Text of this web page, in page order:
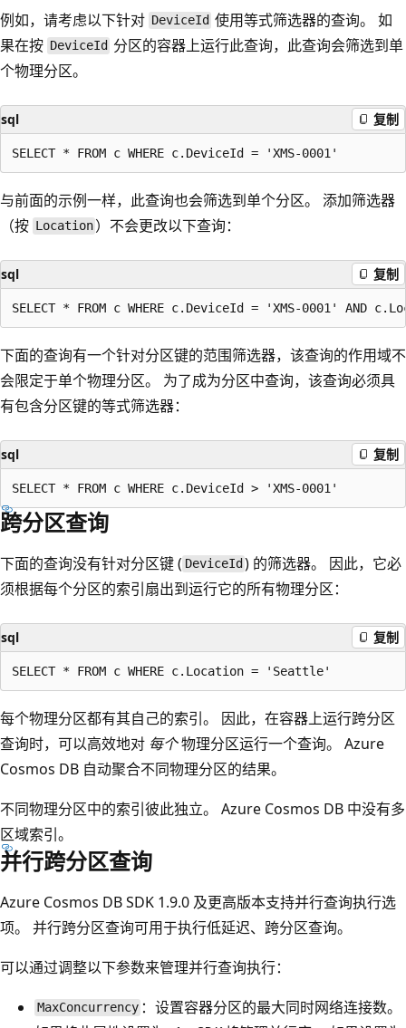
例如，请考虑以下针对 DeviceId 使用等式筛选器的查询。 如
果在按 DeviceId 分区的容器上运行此查询，此查询会筛选到单
个物理分区。
sql 复制
与前面的示例一样，此查询也会筛选到单个分区。 添加筛选器
（按 Location ）不会更改以下查询：
sql 复制
下面的查询有一个针对分区键的范围筛选器，该查询的作用域不
会限定于单个物理分区。 为了成为分区中查询，该查询必须具
有包含分区键的等式筛选器：
sql 复制
跨分区查询
下面的查询没有针对分区键 ( DeviceId ) 的筛选器。 因此，它必
须根据每个分区的索引扇出到运行它的所有物理分区：
sql 复制
每个物理分区都有其自己的索引。 因此，在容器上运行跨分区
查询时，可以高效地对 每个物理分区运行一个查询。 Azure
Cosmos DB 自动聚合不同物理分区的结果。
不同物理分区中的索引彼此独立。 Azure Cosmos DB 中没有多
区域索引。
并行跨分区查询
Azure Cosmos DB SDK 1.9.0 及更高版本支持并行查询执行选
项。 并行跨分区查询可用于执行低延迟、跨分区查询。
可以通过调整以下参数来管理并行查询执行：
MaxConcurrency ：设置容器分区的最大同时网络连接数。